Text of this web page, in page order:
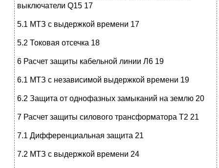
выключатели Q15 17
5.1 МТЗ с выдержкой времени 17
5.2 Токовая отсечка 18
6 Расчет защиты кабельной линии Л6 19
6.1 МТЗ с независимой выдержкой времени 19
6.2 Защита от однофазных замыканий на землю 20
7 Расчет защиты силового трансформатора Т2 21
7.1 Дифференциальная защита 21
7.2 МТЗ с выдержкой времени 24